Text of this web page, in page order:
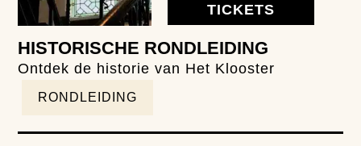
TICKETS
HISTORISCHE RONDLEIDING
Ontdek de historie van Het Klooster
RONDLEIDING